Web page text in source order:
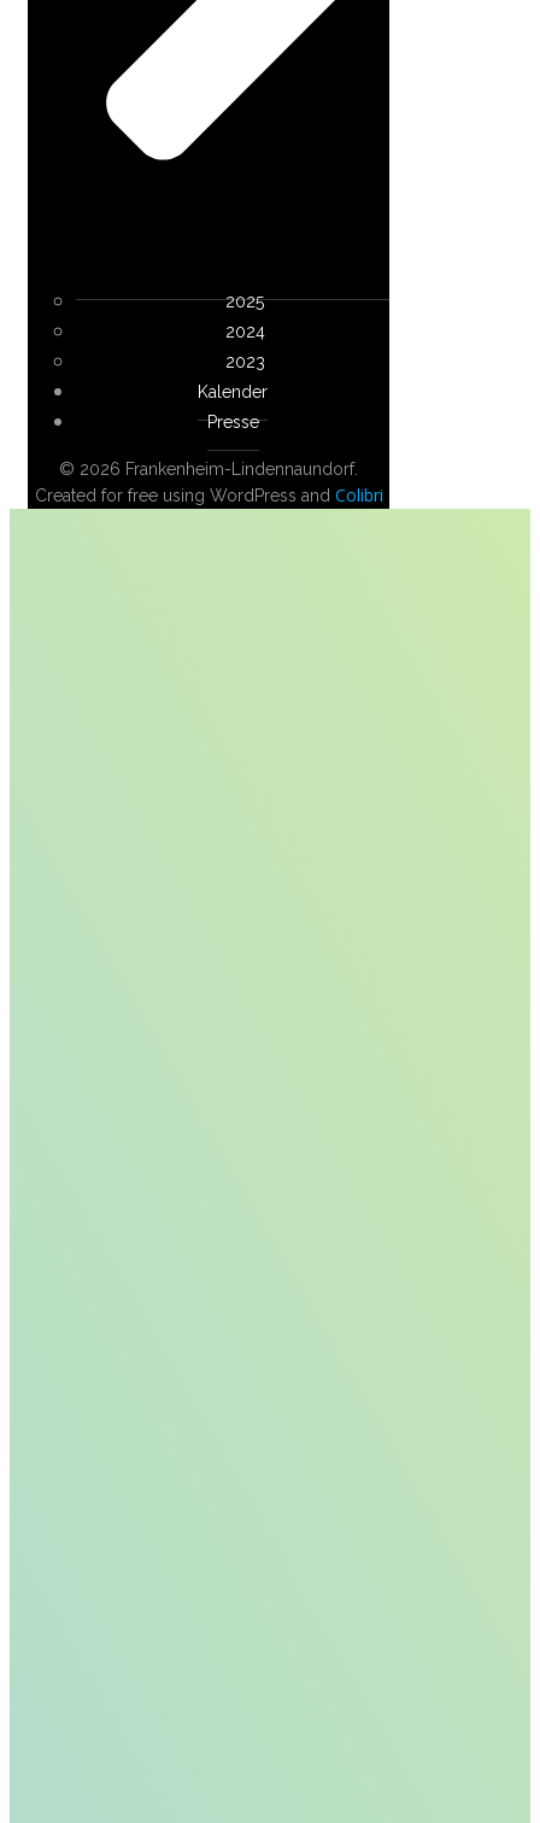
2025
2024
2023
Kalender
Presse
© 2026 Frankenheim-Lindennaundorf.
Created for free using WordPress and Colibri